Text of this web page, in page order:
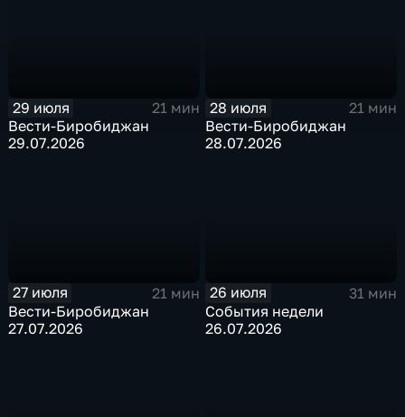
29 июля
21 мин
Вести-Биробиджан
29.07.2026
28 июля
21 мин
Вести-Биробиджан
28.07.2026
27 июля
21 мин
Вести-Биробиджан
27.07.2026
26 июля
31 мин
События недели
26.07.2026